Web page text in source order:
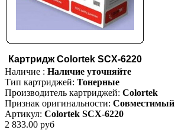
Картридж Colortek SCX-6220
Наличие : Наличие уточняйте
Тип картриджей: Тонерные
Производитель картриджей: Colortek
Признак оригинальности: Совместимый
Артикул: Colortek SCX-6220
2 833.00 руб